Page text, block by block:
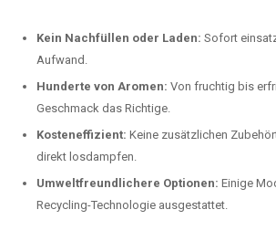
Kein Nachfüllen oder Laden: Sofort
Aufwand.
Hunderte von Aromen: Von fruchtig bis
Geschmack das Richtige.
Kosteneffizient: Keine zusätzlichen
direkt losdampfen.
Umweltfreundlichere Optionen: Einige
Recycling-Technologie ausgestattet.